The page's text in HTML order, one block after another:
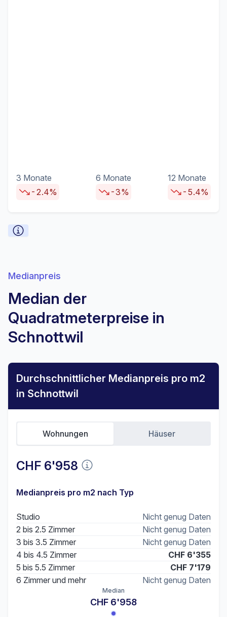
3 Monate
-2.4%
6 Monate
-3%
12 Monate
-5.4%
Medianpreis
Median der
Quadratmeterpreise in
Schnottwil
Durchschnittlicher Medianpreis pro m2
in Schnottwil
CHF 6'958
Wohnungen Häuser
Medianpreis pro m2 nach Typ
Studio
Nicht genug Daten
2 bis 2.5 Zimmer
Nicht genug Daten
3 bis 3.5 Zimmer
Nicht genug Daten
4 bis 4.5 Zimmer
CHF 6'355
5 bis 5.5 Zimmer
CHF 7'179
6 Zimmer und mehr
Nicht genug Daten
Median
CHF 6'958